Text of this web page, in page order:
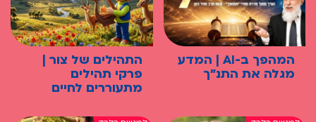
המהפך ב-AI | המדע
מגלה את התנ"ך
התהילים של צור |
פרקי תהילים
מתעוררים לחיים